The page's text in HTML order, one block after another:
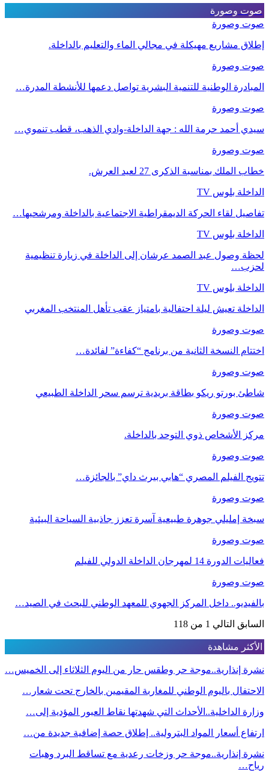
صوت وصورة
صوت وصورة
إطلاق مشاريع مهيكلة في مجالي الماء والتعليم بالداخلة.
صوت وصورة
المبادرة الوطنية للتنمية البشرية تواصل دعمها للأنشطة المدرة…
صوت وصورة
سيدي أحمد حرمة الله : جهة الداخلة-وادي الذهب، قطب تنموي…
صوت وصورة
خطاب الملك بمناسبة الذكرى 27 لعيد العرش.
الداخلة بلوس TV
تفاصيل لقاء الحركة الديمقراطية الاجتماعية بالداخلة ومرشحيها…
الداخلة بلوس TV
لحظة وصول عبد الصمد عرشان إلى الداخلة في زيارة تنظيمية
لحزب…
الداخلة بلوس TV
الداخلة تعيش ليلة احتفالية بامتياز عقب تأهل المنتخب المغربي
صوت وصورة
اختتام النسخة الثانية من برنامج “كفاءة” لفائدة…
صوت وصورة
شاطئ بورتو ريكو بطاقة بريدية ترسم سحر الداخلة الطبيعي
صوت وصورة
مركز الأشخاص ذوي التوحد بالداخلة.
صوت وصورة
تتويج الفيلم المصري “هابي بيرث داي” بالجائزة…
صوت وصورة
سبخة إمليلي جوهرة طبيعية آسرة تعزز جاذبية السياحة البيئية
صوت وصورة
فعاليات الدورة 14 لمهرجان الداخلة الدولي للفيلم
صوت وصورة
بالفيديو.. داخل المركز الجهوي للمعهد الوطني للبحث في الصيد…
السابق التالي 1 من 118
الأكثر مشاهدة
نشرة إنذارية..موجة حر وطقس حار من اليوم الثلاثاء إلى الخميس…
الاحتفال باليوم الوطني للمغاربة المقيمين بالخارج تحت شعار…
وزارة الداخلية..الأحداث التي شهدتها نقاط العبور المؤدية إلى…
ارتفاع أسعار المواد البترولية.. إطلاق حصة إضافية جديدة من…
نشرة إنذارية..موجة حر وزخات رعدية مع تساقط البرد وهبات
رياح…